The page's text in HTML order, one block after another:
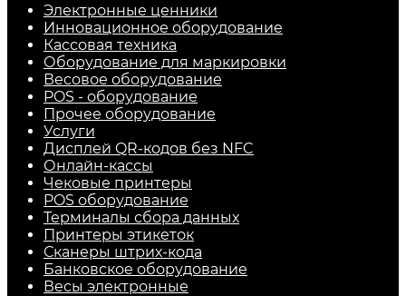
Электронные ценники
Инновационное оборудование
Кассовая техника
Оборудование для маркировки
Весовое оборудование
POS - оборудование
Прочее оборудование
Услуги
Дисплей QR-кодов без NFC
Онлайн-кассы
Чековые принтеры
POS оборудование
Терминалы сбора данных
Принтеры этикеток
Сканеры штрих-кода
Банковское оборудование
Весы электронные